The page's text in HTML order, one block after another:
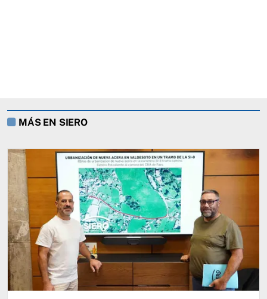
MÁS EN SIERO